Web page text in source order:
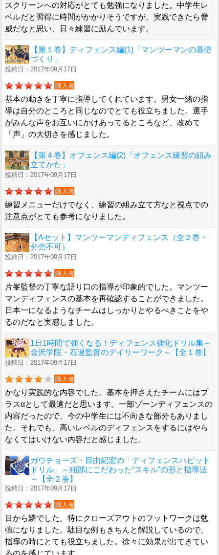
スクリーンへの対応がとても勉強になりました。中学生レ
ベルだと習得に時間がかかりそうですが、実践できたら脅
威だなと思い、日々練習に励んでいます。
【第１巻】ディフェンス編(1)「マンツーマンの基礎
づくり」
投稿日：2017年09月17日
購入者
基本の動きを丁寧に指導してくれています。男女一緒の指
導は自分のところと同じなのでとても役立ちました。選手
がみんな声をお互いにかけあってるところなど、改めて
「声」の大切さを感じました。
【第４巻】オフェンス編(2)「オフェンス練習の組み
立てかた」
投稿日：2017年09月17日
購入者
練習メニューだけでなく、練習の組み立て方なと視点での
注意点がとても参考になりました。
【Aセット】マンツーマンディフェンス（全２巻・
分売不可）
投稿日：2017年09月17日
購入者
片峯監督の丁寧な語り口の指導が印象的でした。マンツー
マンディフェンスの基本を再確認することができました。
日本一になるようなチームはしっかりとやるべきことをや
るのだなと実感しました。
1日1時間で強くなる！ディフェンス強化ドリル集～
金沢学院・石過監督のデイリーワーク～【全１巻】
投稿日：2017年09月17日
購入者
かなり実践的な内容でした。基本を押さえたチームにはプ
ラスαとして最適だと思います。一部ゾーンディフェンスの
内容だったので、今の中学生には不向きな部分もありまし
た。それでも、高いレベルのディフェンスをするにはやら
なくてはいけない内容だと感じました。
ガウチョーズ・目由紀宏の「ディフェンスハビット
ドリル」～細部にこだわった“スキル”の形と指導法
～【全２巻】
投稿日：2017年09月17日
購入者
目から鱗でした。特にクローズアウトのフットワークは勉
強になりました。駄目な例もきちんと解説しているので、
指導の時にとても役立ちました。徐々に効果が出てきてい